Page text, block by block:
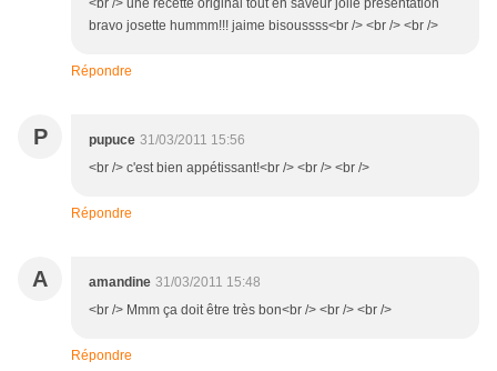
<br /> une recette original tout en saveur jolie presentation
bravo josette hummm!!! jaime bisoussss<br /> <br /> <br />
Répondre
P pupuce 31/03/2011 15:56
<br /> c'est bien appétissant!<br /> <br /> <br />
Répondre
A amandine 31/03/2011 15:48
<br /> Mmm ça doit être très bon<br /> <br /> <br />
Répondre